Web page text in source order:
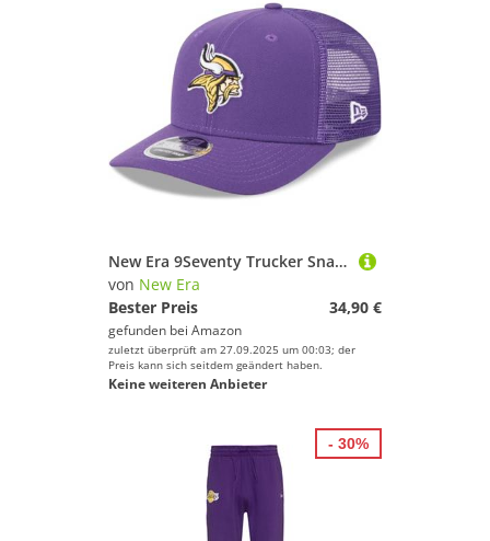
New Era 9Seventy Trucker Snapback Cap - Minnesota Vikings
von New Era
Bester Preis
34,90 €
gefunden bei Amazon
zuletzt überprüft am 27.09.2025 um 00:03; der
Preis kann sich seitdem geändert haben.
Keine weiteren Anbieter
- 30%